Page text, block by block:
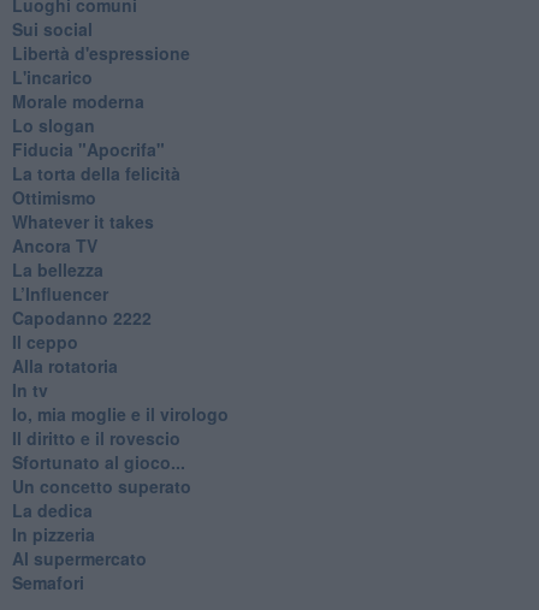
Sui social
Libertà d'espressione
L'incarico
Morale moderna
Lo slogan
Fiducia "Apocrifa"
La torta della felicità
Ottimismo
Whatever it takes
Ancora TV
La bellezza
L’Influencer
​Capodanno 2222
Il ceppo
Alla rotatoria
In tv
Io, mia moglie e il virologo
Il diritto e il rovescio
Sfortunato al gioco...
Un concetto superato
La dedica
In pizzeria
Al supermercato
Semafori